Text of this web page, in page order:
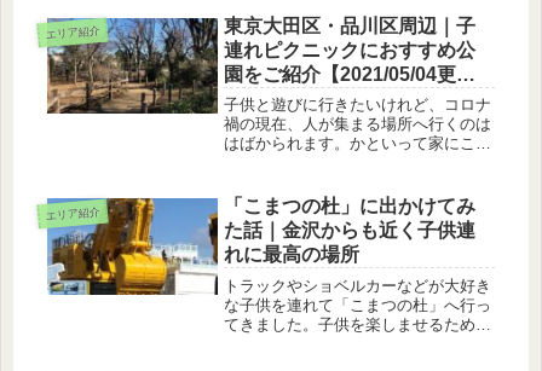
言語・文化などが福岡市内とは大きく
異なっており、なおかつ市内からのア
ク...
エリア紹介
東京大田区・品川区周辺｜子
連れピクニックにおすすめ公
園をご紹介【2021/05/04更
新】
子供と遊びに行きたいけれど、コロナ
禍の現在、人が集まる場所へ行くのは
はばかられます。かといって家にこも
買って、近所の公園で子供とのんびり
ピクニックを楽しんでいます。実際に
訪...
エリア紹介
「こまつの杜」に出かけてみ
た話｜金沢からも近く子供連
れに最高の場所
トラックやショベルカーなどが大好き
な子供を連れて「こまつの杜」へ行っ
てきました。子供を楽しませるために